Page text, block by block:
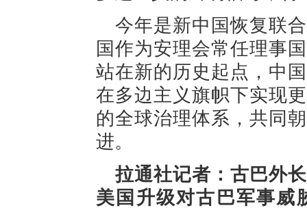
今年是新中国恢复联
国作为安理会常任理事
站在新的历史起点，中
在多边主义旗帜下实现
的全球治理体系，共同
进。
拉通社记者：古巴外
美国升级对古巴军事威